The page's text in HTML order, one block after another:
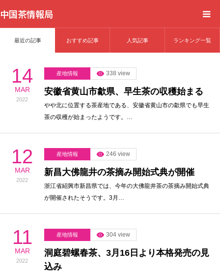
中国茶情報局
最近の記事 おすすめ記事 人気記事 ランキング一覧
14
MAR
2022
産地情報 338 view
安徽省黄山市歙県、早生茶の収穫始まる
やや北に位置する茶産地である、安徽省黄山市の歙県でも早生
茶の収穫が始まったようです。…
12
MAR
2022
産地情報 246 view
新昌大佛龍井の茶摘み開始式典が開催
浙江省紹興市新昌県では、今年の大佛龍井茶の茶摘み開始式典
が開催されたそうです。3月…
11
MAR
2022
産地情報 304 view
洞庭碧螺春茶、3月16日より本格発売の見
込み
Home
News
BlogChecker
WordBank
Shops